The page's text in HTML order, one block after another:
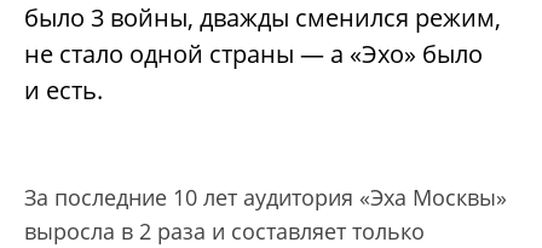
было 3 войны, дважды сменился режим,
не стало одной страны — а «Эхо» было
и есть.
За последние 10 лет аудитория «Эха Москвы»
выросла в 2 раза и составляет только